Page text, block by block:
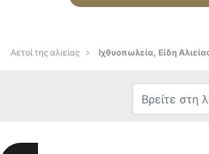
Αετοί της αλιείας Ιχθυοπωλεία, Είδη